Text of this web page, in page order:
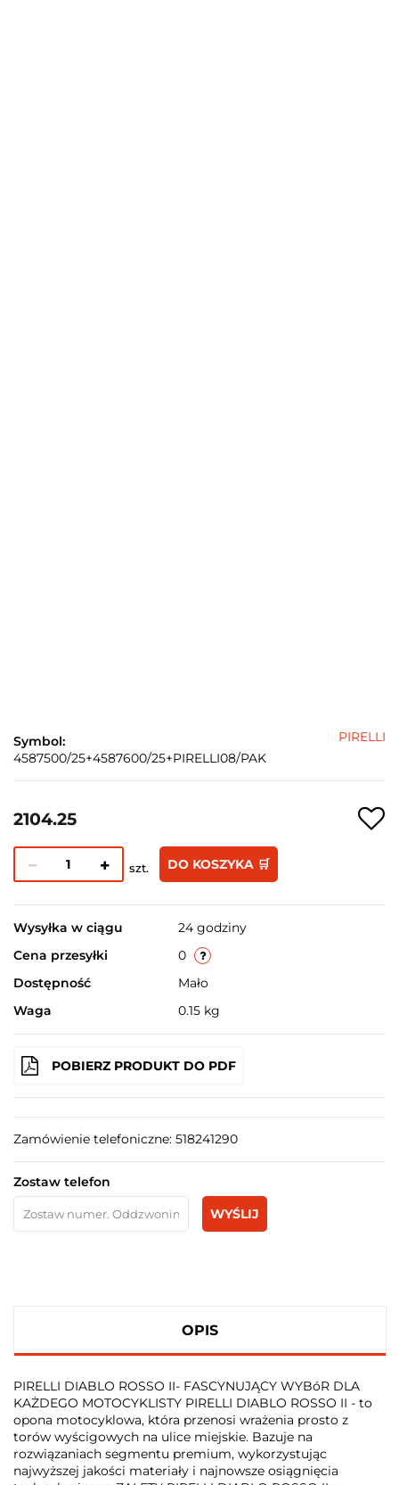
Symbol:
4587500/25+4587600/25+PIRELLI08/PAK
PIRELLI
2104.25
szt. DO KOSZYKA 🛒
Wysyłka w ciągu
24 godziny
Cena przesyłki
0
Dostępność
Mało
Waga
0.15 kg
POBIERZ PRODUKT DO PDF
Zamówienie telefoniczne: 518241290
Zostaw telefon
WYŚLIJ
OPIS
PIRELLI DIABLO ROSSO II- FASCYNUJĄCY WYBóR DLA
KAŻDEGO MOTOCYKLISTY PIRELLI DIABLO ROSSO II - to
opona motocyklowa, która przenosi wrażenia prosto z
torów wyścigowych na ulice miejskie. Bazuje na
rozwiązaniach segmentu premium, wykorzystując
najwyższej jakości materiały i najnowsze osiągnięcia